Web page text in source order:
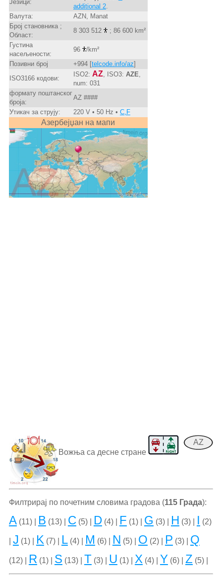
Језици:
additional 2.
Валута:
AZN, Manat
Број становника ;
Област:
8 303 512
; 86 600 km²
Густина
насељености:
96
/km²
Позивни број
+994 [telcode.info/az]
ISO3166 кодови:
ISO2: AZ, ISO3: AZE
num: 031
формату поштанског
броја:
AZ ####
Утикач за струју:
220 V • 50 Hz • C,F
Азербејџан на мапи
AZ
Вожња са десне стране
Филтрирај по почетним словима градова (115 Града):
A(11) | B (13) | C (5) | D(4) | F (1) | G (3) | H (3) | I (2)
J (1) | K (7) | L(4) | M (6) | N (5) | O (2) | P (3) | Q
(12) | R (1) | S (13) | T (3) | U (1) | X (4) | Y (6) | Z (5) |